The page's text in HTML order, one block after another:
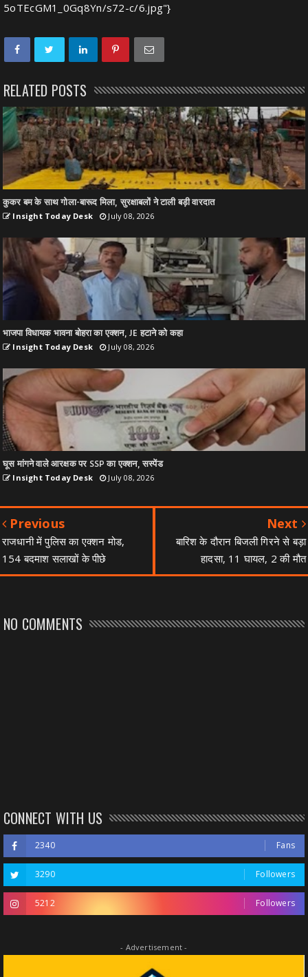
5oTEcGM1_0Gq8Yn/s72-c/6.jpg"}
RELATED POSTS
कुकर बम के साथ गोला-बारूद मिला, सुरक्षाबलों ने टाली बड़ी वारदात
Insight Today Desk July 08, 2026
भाजपा विधायक भावना बोहरा का एक्शन, JE हटाने को कहा
Insight Today Desk July 08, 2026
घूस मांगने वाले आरक्षक पर SSP का एक्शन, सस्पेंड
Insight Today Desk July 08, 2026
Previous
राजधानी में पुलिस का एक्शन मोड,
154 बदमाश सलाखों के पीछे
Next
बारिश के दौरान बिजली गिरने से बड़ा
हादसा, 11 घायल, 2 की मौत
NO COMMENTS
CONNECT WITH US
2340 Fans
3290 Followers
5212 Followers
- Advertisement -